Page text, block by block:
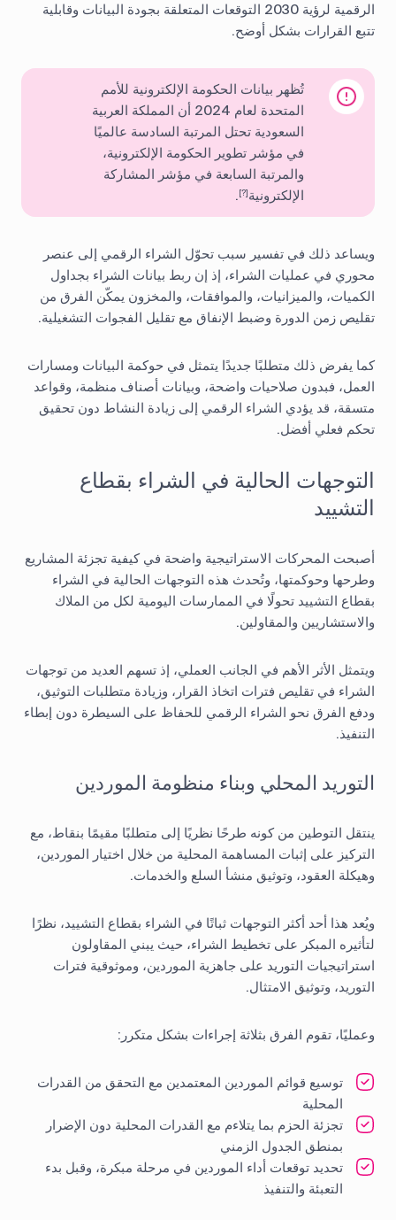
الرقمية لرؤية 2030 التوقعات المتعلقة بجودة البيانات وقابلية
تتبع القرارات بشكل أوضح.
تُظهر بيانات الحكومة الإلكترونية للأمم
المتحدة لعام 2024 أن المملكة العربية
السعودية تحتل المرتبة السادسة عالميًا
في مؤشر تطوير الحكومة الإلكترونية،
والمرتبة السابعة في مؤشر المشاركة
الإلكترونية [?]
.
ويساعد ذلك في تفسير سبب تحوّل الشراء الرقمي إلى عنصر
محوري في عمليات الشراء، إذ إن ربط بيانات الشراء بجداول
الكميات، والميزانيات، والموافقات، والمخزون يمكّن الفرق من
تقليص زمن الدورة وضبط الإنفاق مع تقليل الفجوات التشغيلية.
كما يفرض ذلك متطلبًا جديدًا يتمثل في حوكمة البيانات ومسارات
العمل، فبدون صلاحيات واضحة، وبيانات أصناف منظمة، وقواعد
متسقة، قد يؤدي الشراء الرقمي إلى زيادة النشاط دون تحقيق
تحكم فعلي أفضل.
التوجهات الحالية في الشراء بقطاع
التشييد
أصبحت المحركات الاستراتيجية واضحة في كيفية تجزئة المشاريع
وطرحها وحوكمتها، وتُحدث هذه التوجهات الحالية في الشراء
بقطاع التشييد تحولًا في الممارسات اليومية لكل من الملاك
والاستشاريين والمقاولين.
ويتمثل الأثر الأهم في الجانب العملي، إذ تسهم العديد من توجهات
الشراء في تقليص فترات اتخاذ القرار، وزيادة متطلبات التوثيق،
ودفع الفرق نحو الشراء الرقمي للحفاظ على السيطرة دون إبطاء
التنفيذ.
التوريد المحلي وبناء منظومة الموردين
ينتقل التوطين من كونه طرحًا نظريًا إلى متطلبًا مقيمًا بنقاط، مع
التركيز على إثبات المساهمة المحلية من خلال اختيار الموردين،
وهيكلة العقود، وتوثيق منشأ السلع والخدمات.
ويُعد هذا أحد أكثر التوجهات ثباتًا في الشراء بقطاع التشييد، نظرًا
لتأثيره المبكر على تخطيط الشراء، حيث يبني المقاولون
استراتيجيات التوريد على جاهزية الموردين، وموثوقية فترات
التوريد، وتوثيق الامتثال.
وعمليًا، تقوم الفرق بثلاثة إجراءات بشكل متكرر:
توسيع قوائم الموردين المعتمدين مع التحقق من القدرات
المحلية
تجزئة الحزم بما يتلاءم مع القدرات المحلية دون الإضرار
بمنطق الجدول الزمني
تحديد توقعات أداء الموردين في مرحلة مبكرة، وقبل بدء
التعبئة والتنفيذ